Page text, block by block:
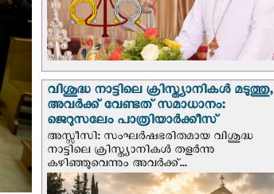
വിശുദ്ധ നാട്ടിലെ ക്രിസ്ത്യാനികൾ മടുത്തു,
അവർക്ക് വേണ്ടത് സമാധാനം:
ജെറുസലേം പാത്രിയാര്‍ക്കീസ്
അസ്സീസി: സംഘര്‍ഷഭരിതമായ വിശുദ്ധ
നാട്ടിലെ ക്രിസ്ത്യാനികൾ തളര്‍ന്നു
കഴിഞ്ഞുവെന്നും അവർക്ക്...